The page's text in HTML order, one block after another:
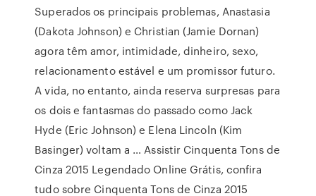
Superados os principais problemas, Anastasia
(Dakota Johnson) e Christian (Jamie Dornan)
agora têm amor, intimidade, dinheiro, sexo,
relacionamento estável e um promissor futuro.
A vida, no entanto, ainda reserva surpresas para
os dois e fantasmas do passado como Jack
Hyde (Eric Johnson) e Elena Lincoln (Kim
Basinger) voltam a … Assistir Cinquenta Tons de
Cinza 2015 Legendado Online Grátis, confira
tudo sobre Cinquenta Tons de Cinza 2015